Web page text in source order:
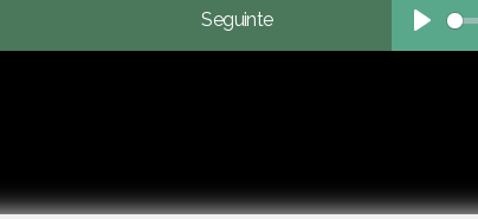
Seguinte
Play